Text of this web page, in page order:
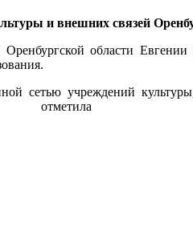
и внешних связей
области
сетью учреждений